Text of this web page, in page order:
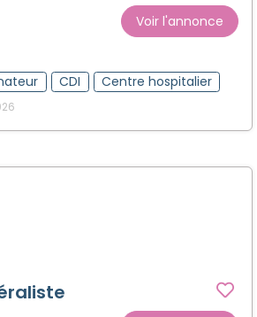
Voir l'annonce
CDI Centre hospitalier